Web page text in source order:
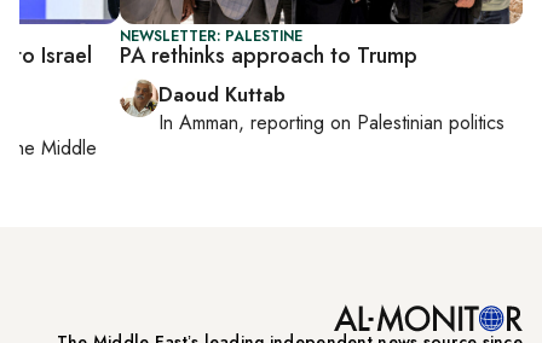
NEWSLETTER: PALESTINE
PA rethinks approach to Trump
Daoud Kuttab
InAmman, reporting on Palestinian politics
to Israel
the Middle